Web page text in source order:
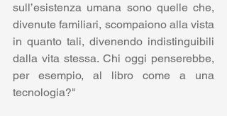
sull’esistenza umana sono quelle che,
divenute familiari, scompaiono alla vista
in quanto tali, divenendo indistinguibili
dalla vita stessa. Chi oggi penserebbe,
per esempio, al libro come a una
tecnologia?"